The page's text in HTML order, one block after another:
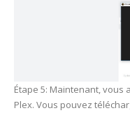
Étape 5: Maintenant, vous
Plex. Vous pouvez